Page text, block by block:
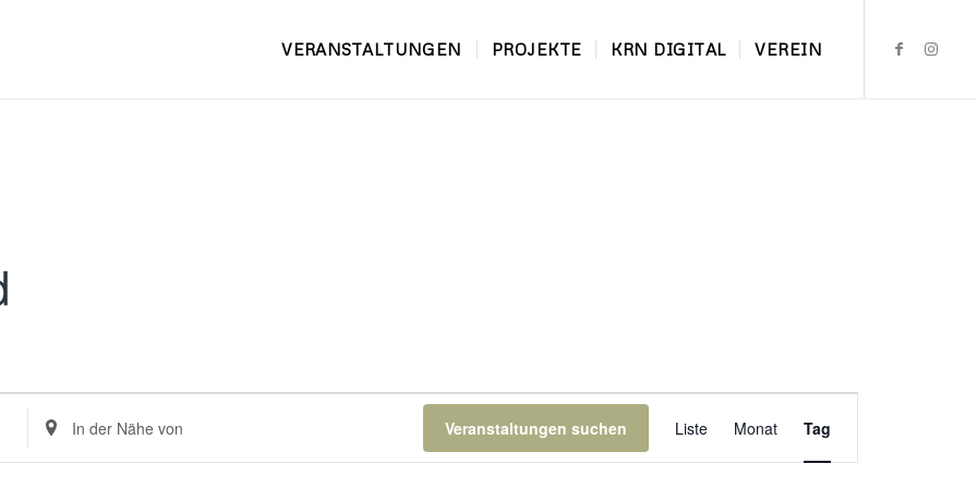
VERANSTALTUNGEN PROJEKTE KRN DIGITAL VEREIN
Standort
eingeben.
Suche
Veranstaltungen suchen
Ansichten-
Liste Monat Tag